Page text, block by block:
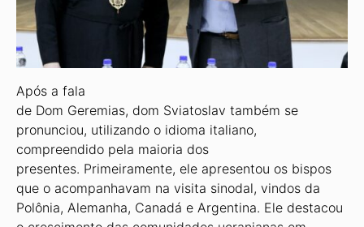
Após a fala
de Dom Geremias, dom Sviatoslav também se
pronunciou, utilizando o idioma italiano,
compreendido pela maioria dos
presentes. Primeiramente, ele apresentou os bispos
que o acompanhavam na visita sinodal, vindos da
Polônia, Alemanha, Canadá e Argentina. Ele destacou